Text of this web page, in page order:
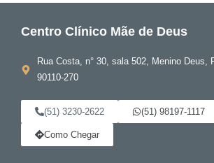
Centro Clínico Mãe de Deus
Rua Costa, n° 30, sala 502, Menino Deus,
90110-270
(51) 3230-2622 (51) 98197-1117
Como Chegar